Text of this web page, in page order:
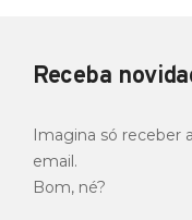
Receba
Imagina só receber
email.
Bom, né?